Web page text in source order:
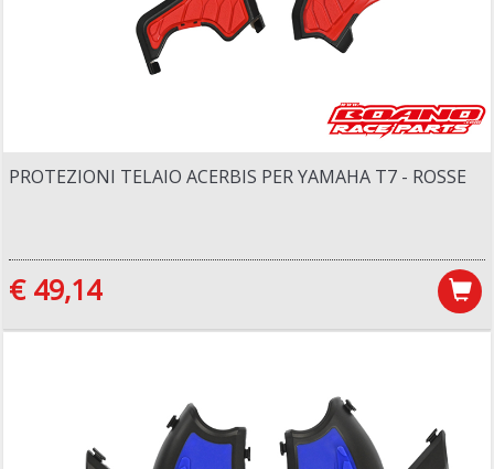
PROTEZIONI TELAIO ACERBIS PER YAMAHA T7 - ROSSE
€ 49,14